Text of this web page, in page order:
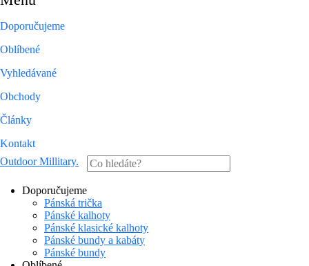
Doporučujeme
Oblíbené
Vyhledávané
Obchody
Články
Kontakt
Outdoor Millitary.
Doporučujeme
Pánská trička
Pánské kalhoty
Pánské klasické kalhoty
Pánské bundy a kabáty
Pánské bundy